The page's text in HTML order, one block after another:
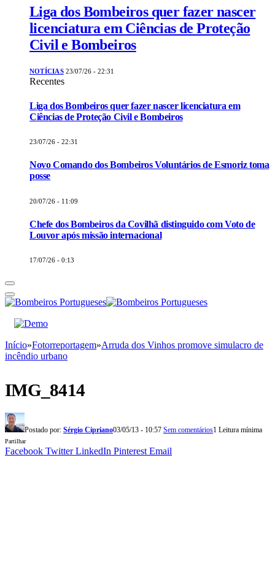
Liga dos Bombeiros quer fazer nascer
licenciatura em Ciências de Proteção
Civil e Bombeiros
NOTÍCIAS 23/07/26 - 22:31
Recentes
Liga dos Bombeiros quer fazer nascer licenciatura em
Ciências de Proteção Civil e Bombeiros
23/07/26 - 22:31
Novo Comando dos Bombeiros Voluntários de Esmoriz toma
posse
20/07/26 - 11:09
Chefe dos Bombeiros da Covilhã distinguido com Voto de
Louvor após missão internacional
17/07/26 - 0:13
Início»Fotorreportagem»Arruda dos Vinhos promove simulacro de
incêndio urbano
IMG_8414
Postado por: Sérgio Cipriano03/05/13 - 10:57 Sem comentários1 Leitura mínima
Partilhar
Facebook Twitter LinkedIn Pinterest Email